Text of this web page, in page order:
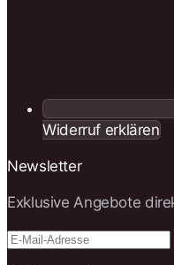
Widerruf erklären
Newsletter
Exklusive Angebote